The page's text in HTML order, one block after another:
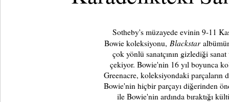
Sotheby's müzayede evinin 9-11
Bowie koleksiyonu, Blackstar
çok yönlü sanatçının gizlediği
çekiyor. Bowie'nin 16 yıl boyunca
Greenacre, koleksiyondaki
Bowie'nin hiçbir parçayı diğerinden
ile Bowie'nin ardında bıraktığı